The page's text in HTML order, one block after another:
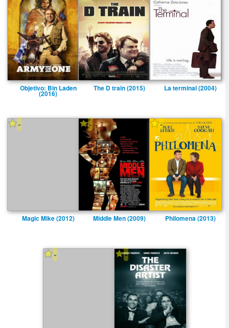
Objetivo: Bin Laden
(2016)
The D train (2015) La terminal (2004)
-
Magic Mike (2012)
-
Middle Men (2009)
-
Philomena (2013)
- -